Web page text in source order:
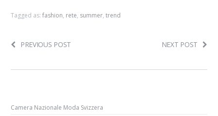
Tagged as:fashion, rete, summer,trend
PREVIOUS POST NEXT POST
Camera Nazionale Moda Svizzera